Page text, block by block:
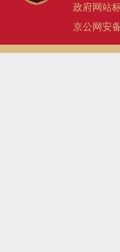
政府网站
京公网安